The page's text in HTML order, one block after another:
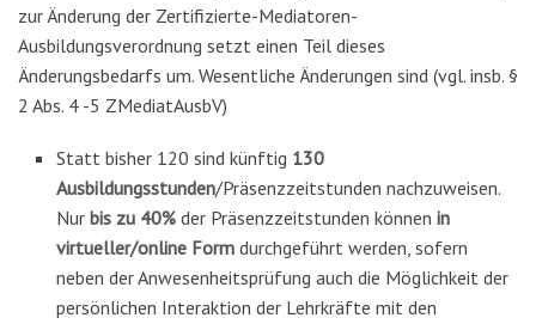
zur Änderung der Zertifizierte-Mediatoren-
Ausbildungsverordnung setzt einen Teil dieses
Änderungsbedarfs um. Wesentliche Änderungen sind (vgl. insb. §
2 Abs. 4 -5 ZMediatAusbV)
Statt bisher 120 sind künftig 130
Ausbildungsstunden/Präsenzzeitstunden nachzuweisen.
Nur bis zu 40% der Präsenzzeitstunden können in
virtueller/online Form durchgeführt werden, sofern
neben der Anwesenheitsprüfung auch die Möglichkeit der
persönlichen Interaktion der Lehrkräfte mit den